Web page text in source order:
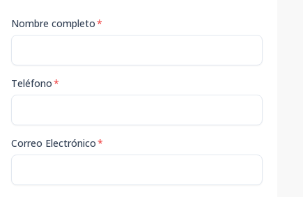
Nombre completo*
Teléfono*
Correo Electrónico*